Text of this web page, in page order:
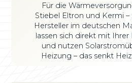
Für die
Stiebel Eltron und Kermi
Hersteller im deutschen
lassen sich direkt mit
und nutzen
Heizung – das senkt